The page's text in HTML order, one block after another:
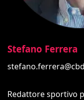
Stefano Ferrera
Redattore sportivo